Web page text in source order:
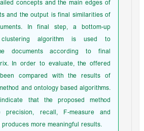
concepts and the main edges of
and the output is final similarities of
In final step, a bottom-up
clustering algorithm is used to
documents according to final
In order to evaluate, the offered
compared with the results of
and ontology based algorithms.
that the proposed method
precision, recall, F-measure and
produces more meaningful results.